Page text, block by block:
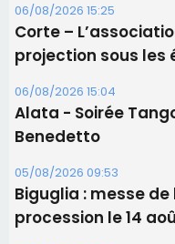
06/08/2026 15:25
Corte –
projection sous les
06/08/2026 15:04
Alata - Soirée
Benedetto
05/08/2026 09:53
Biguglia : messe
procession le 14